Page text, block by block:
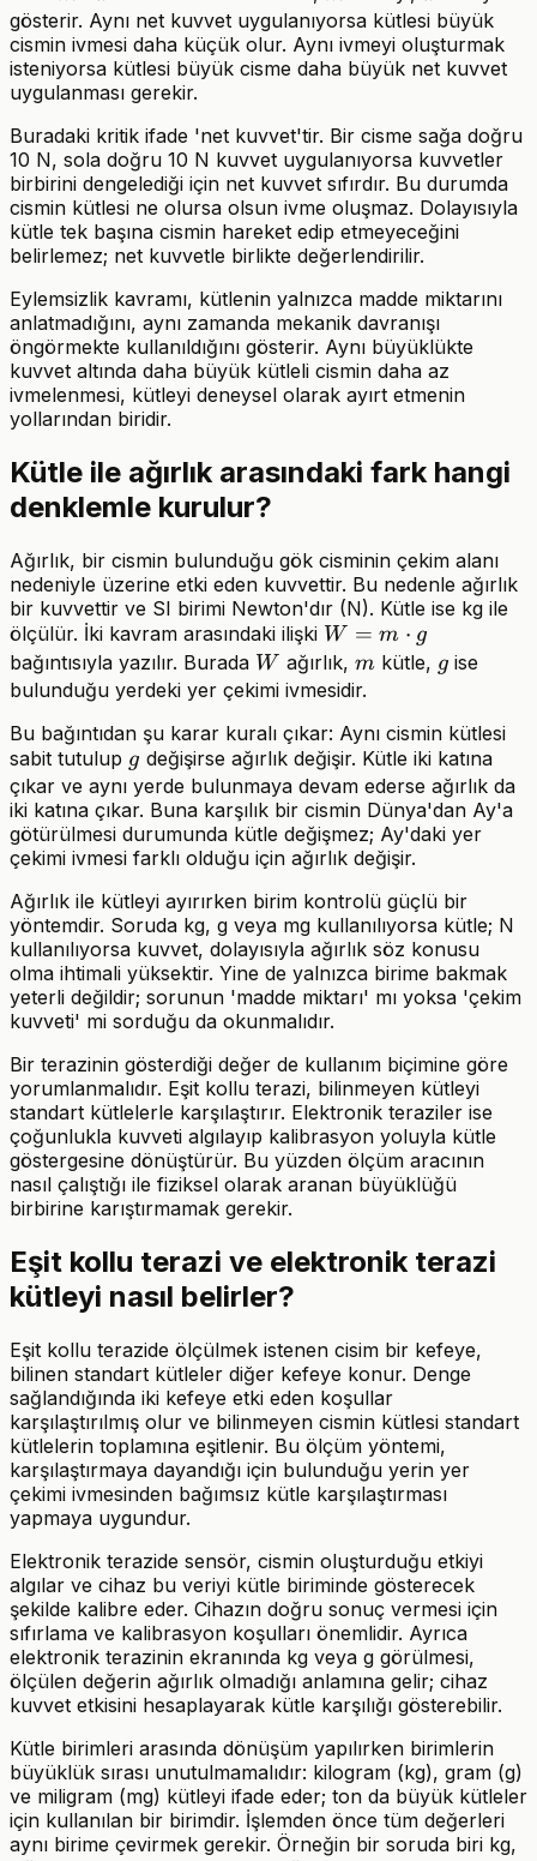
gösterir. Aynı net kuvvet uygulanıyorsa kütlesi büyük
cismin ivmesi daha küçük olur. Aynı ivmeyi oluşturmak
isteniyorsa kütlesi büyük cisme daha büyük net kuvvet
uygulanması gerekir.
Buradaki kritik ifade 'net kuvvet'tir. Bir cisme sağa doğru
10 N, sola doğru 10 N kuvvet uygulanıyorsa kuvvetler
birbirini dengelediği için net kuvvet sıfırdır. Bu durumda
cismin kütlesi ne olursa olsun ivme oluşmaz. Dolayısıyla
kütle tek başına cismin hareket edip etmeyeceğini
belirlemez; net kuvvetle birlikte değerlendirilir.
Eylemsizlik kavramı, kütlenin yalnızca madde miktarını
anlatmadığını, aynı zamanda mekanik davranışı
öngörmekte kullanıldığını gösterir. Aynı büyüklükte
kuvvet altında daha büyük kütleli cismin daha az
ivmelenmesi, kütleyi deneysel olarak ayırt etmenin
yollarından biridir.
Kütle ile ağırlık arasındaki fark hangi
denklemle kurulur?
Ağırlık, bir cismin bulunduğu gök cisminin çekim alanı
nedeniyle üzerine etki eden kuvvettir. Bu nedenle ağırlık
bir kuvvettir ve SI birimi Newton'dır (N). Kütle ise kg ile
ölçülür. İki kavram arasındaki ilişki W=m\cdot
g
W = m ⋅ g
bağıntısıyla yazılır. Burada W
W ağırlık, m
mkütle, g
g ise
bulunduğu yerdeki yer çekimi ivmesidir.
Bu bağıntıdan şu karar kuralı çıkar: Aynı cismin kütlesi
sabit tutulup g
g değişirse ağırlık değişir. Kütle iki katına
çıkar ve aynı yerde bulunmaya devam ederse ağırlık da
iki katına çıkar. Buna karşılık bir cismin Dünya'dan Ay'a
götürülmesi durumunda kütle değişmez; Ay'daki yer
çekimi ivmesi farklı olduğu için ağırlık değişir.
Ağırlık ile kütleyi ayırırken birim kontrolü güçlü bir
yöntemdir. Soruda kg, g veya mg kullanılıyorsa kütle; N
kullanılıyorsa kuvvet, dolayısıyla ağırlık söz konusu
olma ihtimali yüksektir. Yine de yalnızca birime bakmak
yeterli değildir; sorunun 'madde miktarı' mı yoksa 'çekim
kuvveti' mi sorduğu da okunmalıdır.
Bir terazinin gösterdiği değer de kullanım biçimine göre
yorumlanmalıdır. Eşit kollu terazi, bilinmeyen kütleyi
standart kütlelerle karşılaştırır. Elektronik teraziler ise
çoğunlukla kuvveti algılayıp kalibrasyon yoluyla kütle
göstergesine dönüştürür. Bu yüzden ölçüm aracının
nasıl çalıştığı ile fiziksel olarak aranan büyüklüğü
birbirine karıştırmamak gerekir.
Eşit kollu terazi ve elektronik terazi
kütleyi nasıl belirler?
Eşit kollu terazide ölçülmek istenen cisim bir kefeye,
bilinen standart kütleler diğer kefeye konur. Denge
sağlandığında iki kefeye etki eden koşullar
karşılaştırılmış olur ve bilinmeyen cismin kütlesi standart
kütlelerin toplamına eşitlenir. Bu ölçüm yöntemi,
karşılaştırmaya dayandığı için bulunduğu yerin yer
çekimi ivmesinden bağımsız kütle karşılaştırması
yapmaya uygundur.
Elektronik terazide sensör, cismin oluşturduğu etkiyi
algılar ve cihaz bu veriyi kütle biriminde gösterecek
şekilde kalibre eder. Cihazın doğru sonuç vermesi için
sıfırlama ve kalibrasyon koşulları önemlidir. Ayrıca
elektronik terazinin ekranında kg veya g görülmesi,
ölçülen değerin ağırlık olmadığı anlamına gelir; cihaz
kuvvet etkisini hesaplayarak kütle karşılığı gösterebilir.
Kütle birimleri arasında dönüşüm yapılırken birimlerin
büyüklük sırası unutulmamalıdır: kilogram (kg), gram (g)
ve miligram (mg) kütleyi ifade eder; ton da büyük kütleler
için kullanılan bir birimdir. İşlemden önce tüm değerleri
aynı birime çevirmek gerekir. Örneğin bir soruda biri kg,